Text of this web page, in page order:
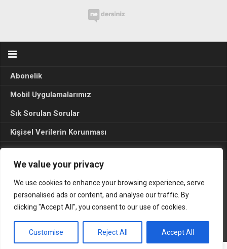
We value your privacy
We use cookies to enhance your browsing experience, serve
personalised ads or content, and analyse our traffic. By
clicking "Accept All", you consent to our use of cookies.
Customise Reject All Accept All
Abonelik
Mobil Uygulamalarımız
Sık Sorulan Sorular
Kişisel Verilerin Korunması
Seçim Sonuçları 2024
Gerçek Hayat © 2015. Her hakkı sakldır.